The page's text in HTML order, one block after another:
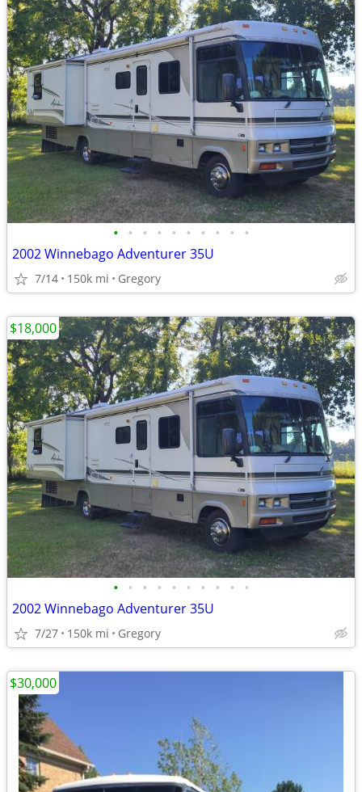
• • • • • • • • • •
2002 Winnebago Adventurer 35U
7/14 150k mi Gregory
• • • • • • • • • •
2002 Winnebago Adventurer 35U
7/27 150k mi Gregory
$18,000
$30,000